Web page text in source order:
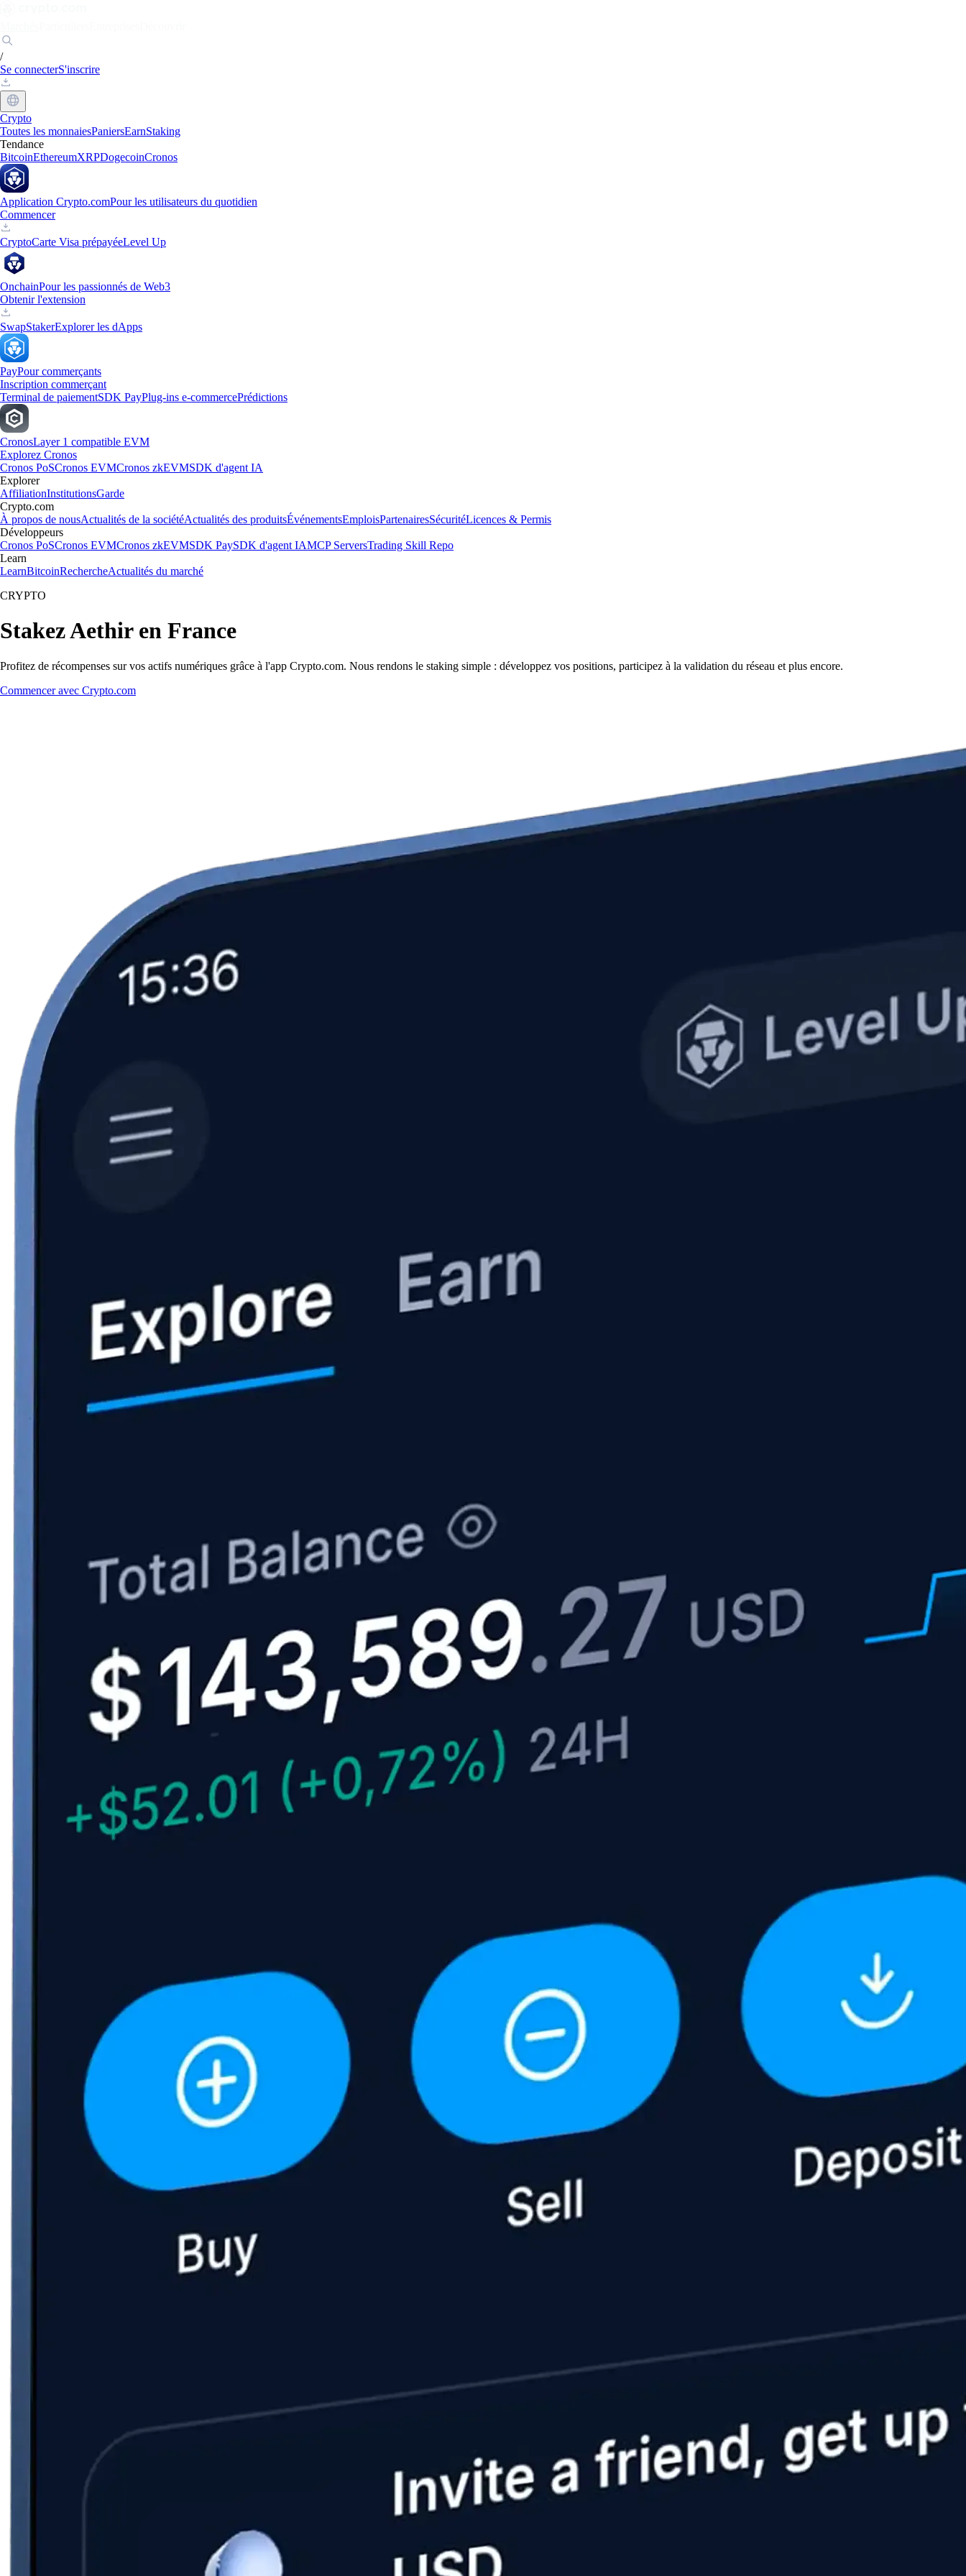
/
Se connecterS'inscrire
Crypto
Toutes les monnaiesPaniersEarnStaking
Tendance
BitcoinEthereumXRPDogecoinCronos
Application Crypto.comPour les utilisateurs du quotidien
Commencer
CryptoCarte Visa prépayéeLevel Up
OnchainPour les passionnés de Web3
Obtenir l'extension
SwapStakerExplorer les dApps
PayPour commerçants
Inscription commerçant
Terminal de paiementSDK PayPlug-ins e-commercePrédictions
CronosLayer 1 compatible EVM
Explorez Cronos
Cronos PoSCronos EVMCronos zkEVMSDK d'agent IA
Explorer
AffiliationInstitutionsGarde
Crypto.com
À propos de nousActualités de la sociétéActualités des produitsÉvénementsEmploisPartenairesSécuritéLicences & Permis
Développeurs
Cronos PoSCronos EVMCronos zkEVMSDK PaySDK d'agent IAMCP ServersTrading Skill Repo
Learn
LearnBitcoinRechercheActualités du marché
CRYPTO
Stakez Aethir en France
Profitez de récompenses sur vos actifs numériques grâce à l'app Crypto.com. Nous rendons le staking simple : développez vos positions, participez à la validation du réseau et plus encore.
Commencer avec Crypto.com